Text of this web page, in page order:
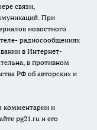
связи,
При
новостного
радиосообщениях
в Интернет-
в противном
РФ об авторских и
комментарии и
pg21.ru и его